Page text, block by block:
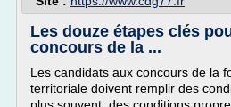
Les douze étapes clés
concours de la ...
Les candidats aux concours de la
territoriale doivent remplir des